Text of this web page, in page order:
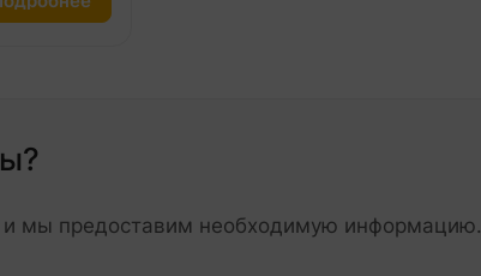
и мы предоставим необходимую информацию.